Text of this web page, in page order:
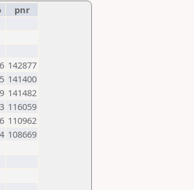
pnr
142877
141400
141482
116059
110962
108669